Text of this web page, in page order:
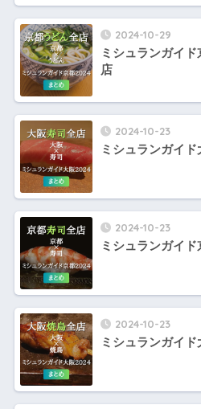
2024-10-29
ミシュランガイ
店
2024-10-23
ミシュランガイ
2024-10-23
ミシュランガイ
2024-10-23
ミシュランガイ